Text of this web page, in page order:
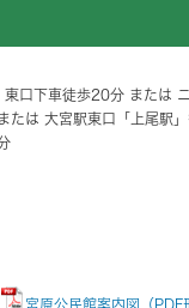
東口下車徒歩20分 または
たは 大宮駅東口「上尾駅
』下車
宮原公民館案内図（PDF